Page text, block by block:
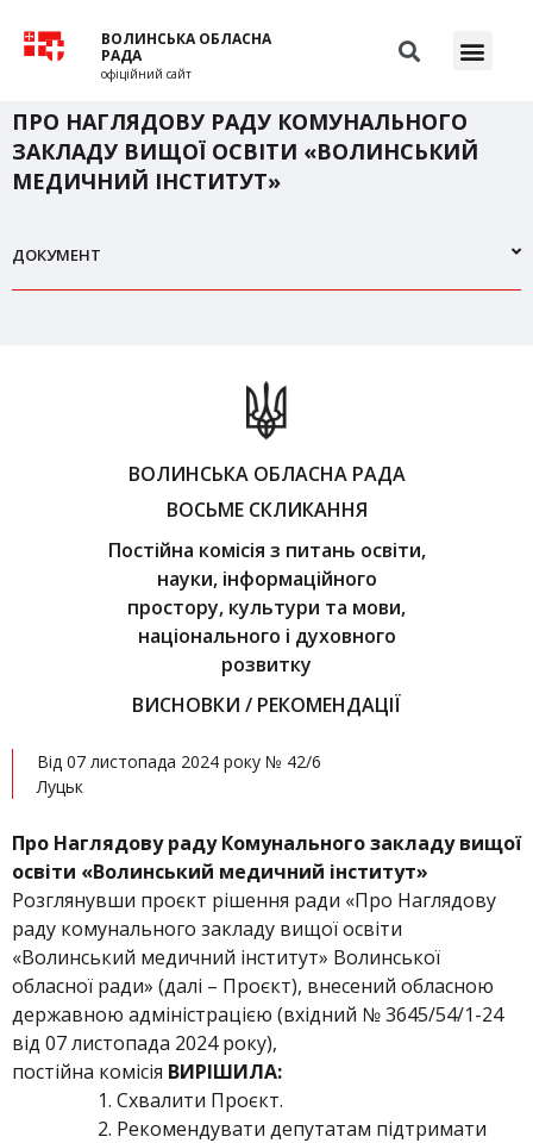
ВОЛИНСЬКА ОБЛАСНА
РАДА
офіційний сайт
ПРО НАГЛЯДОВУ РАДУ КОМУНАЛЬНОГО
ЗАКЛАДУ ВИЩОЇ ОСВІТИ «ВОЛИНСЬКИЙ
МЕДИЧНИЙ ІНСТИТУТ»
ДОКУМЕНТ
ВОЛИНСЬКА ОБЛАСНА РАДА
ВОСЬМЕ СКЛИКАННЯ
Постійна комісія з питань освіти,
науки, інформаційного
простору, культури та мови,
національного і духовного
розвитку
ВИСНОВКИ / РЕКОМЕНДАЦІЇ
Від 07 листопада 2024 року № 42/6
Луцьк
Про Наглядову раду Комунального закладу вищої
освіти «Волинський медичний інститут»
Розглянувши проєкт рішення ради «Про Наглядову
раду комунального закладу вищої освіти
«Волинський медичний інститут» Волинської
обласної ради» (далі – Проєкт), внесений обласною
державною адміністрацією (вхідний № 3645/54/1-24
від 07 листопада 2024 року),
постійна комісія ВИРІШИЛА:
Схвалити Проєкт.
Рекомендувати депутатам підтримати